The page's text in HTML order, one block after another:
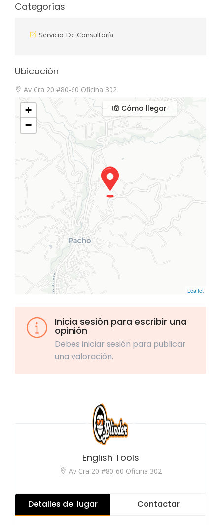
Categorías
Servicio De Consultoría
Ubicación
Av Cra 20 #80-60 Oficina 302
+
−
Leaflet
Cómo llegar
Inicia sesión para escribir una
opinión
Debes iniciar sesión para publicar
una valoración.
English Tools
Av Cra 20 #80-60 Oficina 302
Detalles del lugar Contactar